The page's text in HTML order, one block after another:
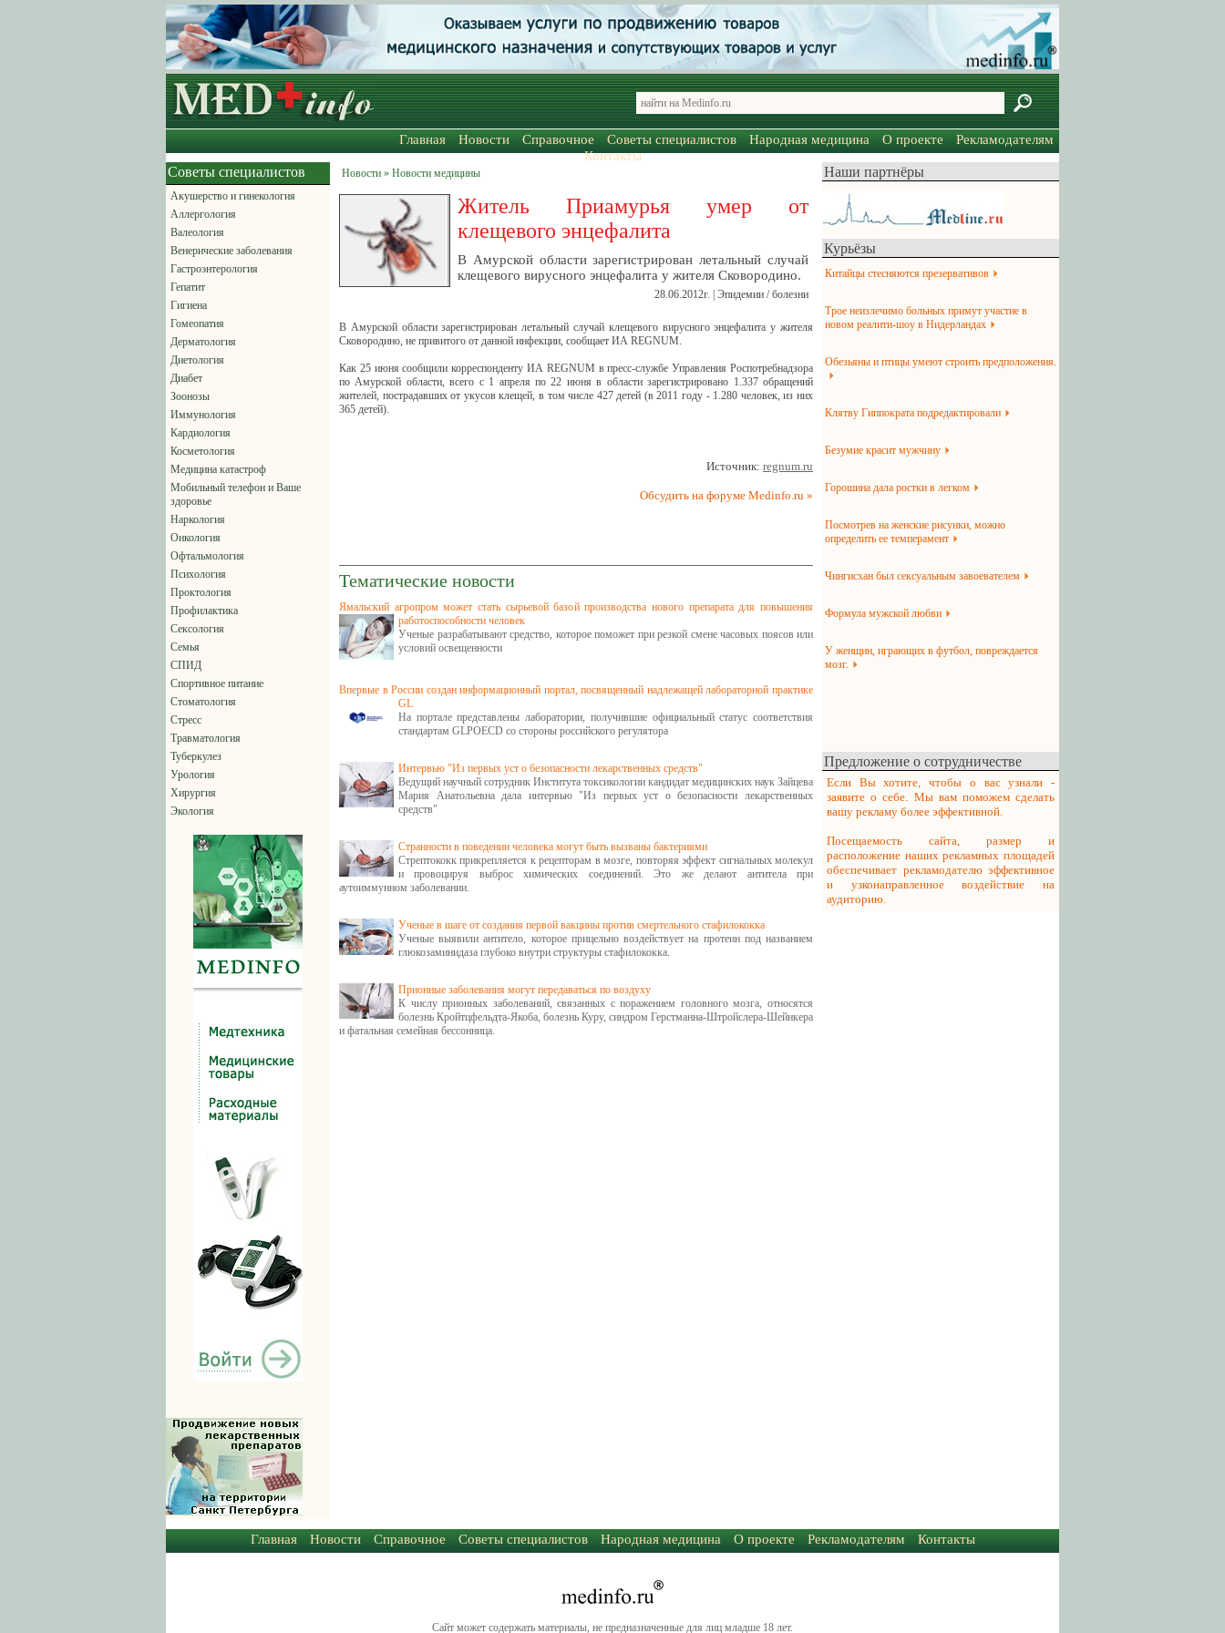
Главная Новости Справочное Советы специалистов Народная медицина О проекте
Рекламодателям
Контакты
Советы специалистов
Акушерство и гинекология
Аллергология
Валеология
Венерические заболевания
Гастроэнтерология
Гепатит
Гигиена
Гомеопатия
Дерматология
Диетология
Диабет
Зоонозы
Иммунология
Кардиология
Косметология
Медицина катастроф
Мобильный телефон и Ваше
здоровье
Наркология
Онкология
Офтальмология
Психология
Проктология
Профилактика
Сексология
Семья
СПИД
Спортивное питание
Стоматология
Стресс
Травматология
Туберкулез
Урология
Хирургия
Экология
Новости » Новости медицины
Житель Приамурья умер от
клещевого энцефалита
В Амурской области зарегистрирован летальный случай
клещевого вирусного энцефалита у жителя Сковородино.
28.06.2012г. | Эпидемии / болезни
В Амурской области зарегистрирован летальный случай клещевого вирусного энцефалита у жителя
Сковородино, не привитого от данной инфекции, сообщает ИА REGNUM.
Как 25 июня сообщили корреспонденту ИА REGNUM в пресс-службе Управления Роспотребнадзора
по Амурской области, всего с 1 апреля по 22 июня в области зарегистрировано 1.337 обращений
жителей, пострадавших от укусов клещей, в том числе 427 детей (в 2011 году - 1.280 человек, из них
365 детей).
Источник: regnum.ru
Обсудить на форуме Medinfo.ru »
Тематические новости
Ямальский агропром может стать сырьевой базой производства нового препарата для повышения
работоспособности человек
Ученые разрабатывают средство, которое поможет при резкой смене часовых поясов или
условий освещенности
Впервые в России создан информационный портал, посвященный надлежащей лабораторной практике
GL
На портале представлены лаборатории, получившие официальный статус соответствия
стандартам GLPOECD со стороны российского регулятора
Интервью "Из первых уст о безопасности лекарственных средств"
Ведущий научный сотрудник Института токсикологии кандидат медицинских наук Зайцева
Мария Анатольевна дала интервью "Из первых уст о безопасности лекарственных
средств"
Странности в поведении человека могут быть вызваны бактериями
Стрептококк прикрепляется к рецепторам в мозге, повторяя эффект сигнальных молекул
и провоцируя выброс химических соединений. Это же делают антитела при
аутоиммунном заболевании.
Ученые в шаге от создания первой вакцины против смертельного стафилококка
Ученые выявили антитело, которое прицельно воздействует на протеин под названием
глюкозаминидаза глубоко внутри структуры стафилококка.
Прионные заболевания могут передаваться по воздуху
К числу прионных заболеваний, связанных с поражением головного мозга, относятся
болезнь Кройтцфельдта-Якоба, болезнь Куру, синдром Герстманна-Штройслера-Шейнкера
и фатальная семейная бессонница.
Наши партнёры
Курьёзы
Китайцы стесняются презервативов
Трое неизлечимо больных примут участие в
новом реалити-шоу в Нидерландах
Обезьяны и птицы умеют строить предположения.
Клятву Гиппократа подредактировали
Безумие красит мужчину
Горошина дала ростки в легком
Посмотрев на женские рисунки, можно
определить ее темперамент
Чингисхан был сексуальным завоевателем
Формула мужской любви
У женщин, играющих в футбол, повреждается
мозг.
Предложение о сотрудничестве
Если Вы хотите, чтобы о вас узнали -
заявите о себе. Мы вам поможем сделать
вашу рекламу более эффективной.
Посещаемость сайта, размер и
расположение наших рекламных площадей
обеспечивает рекламодателю эффективное
и узконаправленное воздействие на
аудиторию.
Главная Новости Справочное Советы специалистов Народная медицина О проекте Рекламодателям Контакты
Сайт может содержать материалы, не предназначенные для лиц младше 18 лет.